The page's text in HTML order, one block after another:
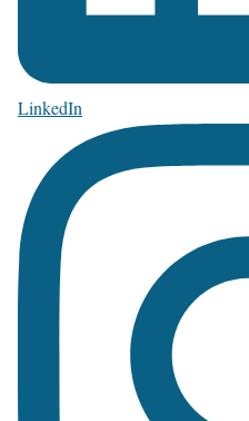
LinkedIn